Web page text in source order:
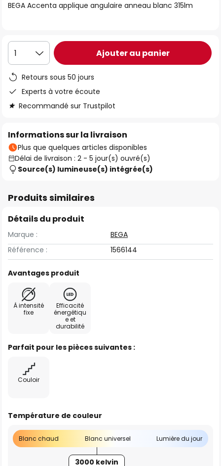
the
BEGA Accenta applique angulaire anneau blanc 315lm
1 Ajouter au panier
Retours sous 50 jours
Experts à votre écoute
Recommandé sur Trustpilot
Informations sur la livraison
Plus que quelques articles disponibles
Délai de livraison : 2 - 5 jour(s) ouvré(s)
Source(s) lumineuse(s) intégrée(s)
Produits similaires
Détails du produit
Marque :
BEGA
Référence :
1566144
Avantages produit
À intensité
fixe
Efficacité
énergétiqu
e et
durabilité
Parfait pour les pièces suivantes :
Couloir
Température de couleur
Blanc chaud Blanc universel Lumière du jour
3000 kelvin